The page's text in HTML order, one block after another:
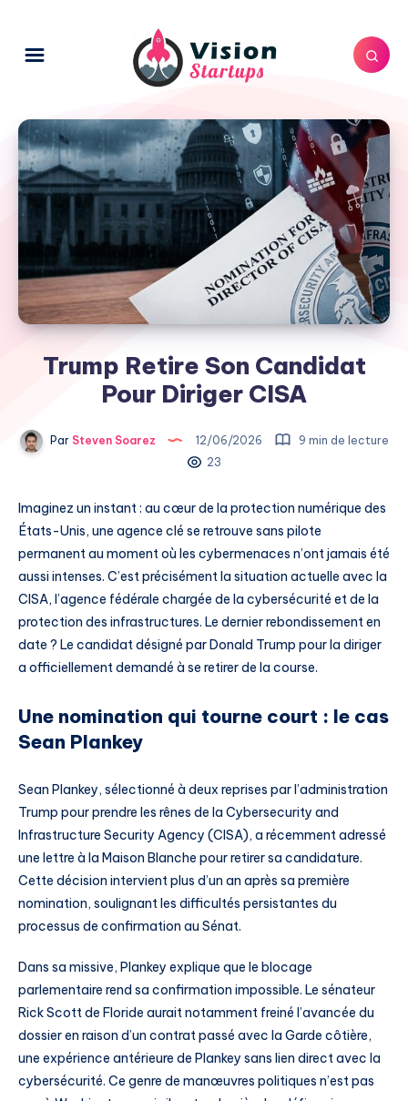
Trump Retire Son Candidat
Pour Diriger CISA
ParSteven Soarez 12/06/2026
9 min de lecture
23
Imaginez un instant : au cœur de la protection numérique des
États-Unis, une agence clé se retrouve sans pilote
permanent au moment où les cybermenaces n’ont jamais été
aussi intenses. C’est précisément la situation actuelle avec la
CISA, l’agence fédérale chargée de la cybersécurité et de la
protection des infrastructures. Le dernier rebondissement en
date ? Le candidat désigné par Donald Trump pour la diriger
a officiellement demandé à se retirer de la course.
Une nomination qui tourne court : le cas
Sean Plankey
Sean Plankey, sélectionné à deux reprises par l’administration
Trump pour prendre les rênes de la Cybersecurity and
Infrastructure Security Agency (CISA), a récemment adressé
une lettre à la Maison Blanche pour retirer sa candidature.
Cette décision intervient plus d’un an après sa première
nomination, soulignant les difficultés persistantes du
processus de confirmation au Sénat.
Dans sa missive, Plankey explique que le blocage
parlementaire rend sa confirmation impossible. Le sénateur
Rick Scott de Floride aurait notamment freiné l’avancée du
dossier en raison d’un contrat passé avec la Garde côtière,
une expérience antérieure de Plankey sans lien direct avec la
cybersécurité. Ce genre de manœuvres politiques n’est pas